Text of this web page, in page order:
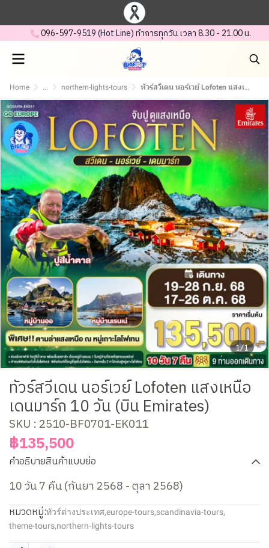
....... .096-597-95 19 (Hot Line) ทำการทุกวัน เวลา 8.30 - 21.00 น.
Home ... northern-lights-tours ทัวร์สวีเดน นอร์เวย์ Lofoten แสงเหนือ เดนมาร์ก 10 วัน (บิน Emirates)
1/1
ทัวร์สวีเดน นอร์เวย์ Lofoten แสงเหนือ
เดนมาร์ก 10 วัน (บิน Emirates)
SKU : 2510-BF0701-EK011
฿135,500
คำอธิบายสินค้าแบบย่อ
10 วัน 7 คืน (กันยา 2568 - ตุลา 2568)
หมวดหมู่:ทัวร์ต่างประเทศ,europe-tours,scandinavia-tours,
theme-tours,northern-lights-tours